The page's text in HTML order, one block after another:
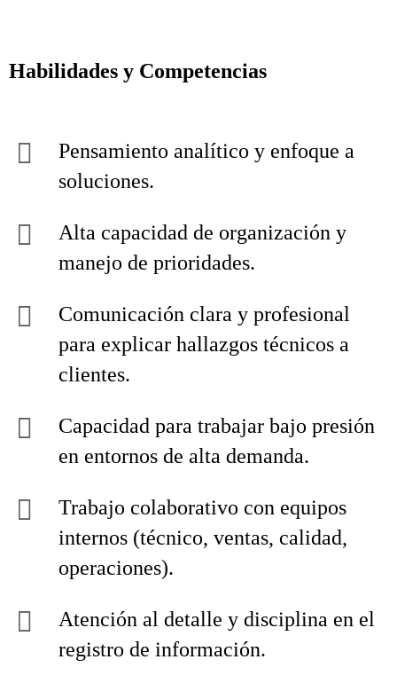
Habilidades y Competencias
Pensamiento analítico y enfoque a
soluciones.
Alta capacidad de organización y
manejo de prioridades.
Comunicación clara y profesional
para explicar hallazgos técnicos a
clientes.
Capacidad para trabajar bajo presión
en entornos de alta demanda.
Trabajo colaborativo con equipos
internos (técnico, ventas, calidad,
operaciones).
Atención al detalle y disciplina en el
registro de información.